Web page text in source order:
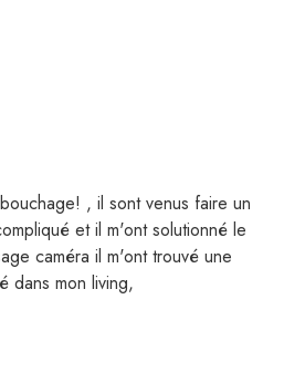
, il sont venus faire un
et il m'ont solutionné le
caméra il m'ont trouvé une
dans mon living,